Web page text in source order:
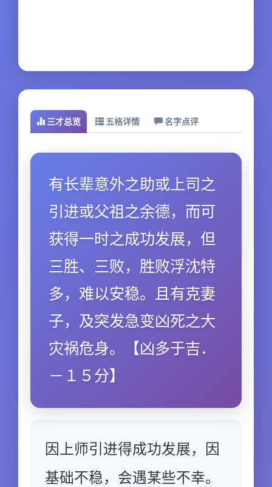
三才总览 五格详情 名字点评
有长辈意外之助或上司之
引进或父祖之余德，而可
获得一时之成功发展，但
三胜、三败，胜败浮沈特
多，难以安稳。且有克妻
子，及突发急变凶死之大
灾祸危身。【凶多于吉．
－１５分】
因上师引进得成功发展，因
基础不稳，会遇某些不幸。